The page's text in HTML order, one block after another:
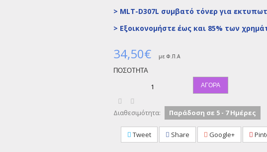
> MLT-D307L συμβατό τόνερ για
> Εξοικονομήστε έως και 85% των
34,50€ με Φ.Π.Α
ΠΟΣΌΤΗΤΑ
ΑΓΟΡΆ
Διαθεσιμότητα: Παράδοση σε 5 - 7 Ημέρες
Tweet Share Google+